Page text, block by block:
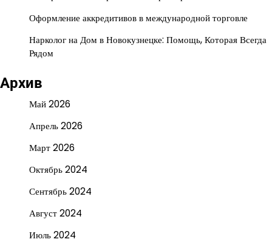
Оформление аккредитивов в международной торговле
Нарколог на Дом в Новокузнецке: Помощь, Которая Всегда
Рядом
Архив
Май 2026
Апрель 2026
Март 2026
Октябрь 2024
Сентябрь 2024
Август 2024
Июль 2024